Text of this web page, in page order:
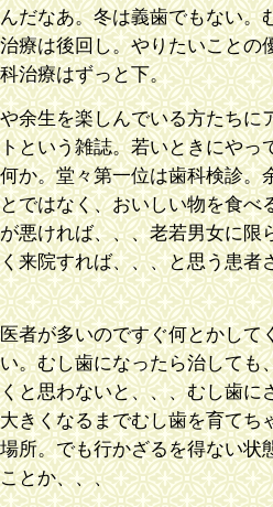
だなあ。冬は義歯でもない。
療は後回し。やりたいことの
治療はずっと下。
生を楽しんでいる方たちに
という雑誌。若いときにやっ
か。堂々第一位は歯科検診。
ではなく、おいしい物を食べ
悪ければ、、、老若男女に限
来院すれば、、、と思う患者
が多いのですぐ何とかして
。むし歯になったら治しても
と思わないと、、、むし歯に
きくなるまでむし歯を育てち
所。でも行かざるを得ない状
とか、、、